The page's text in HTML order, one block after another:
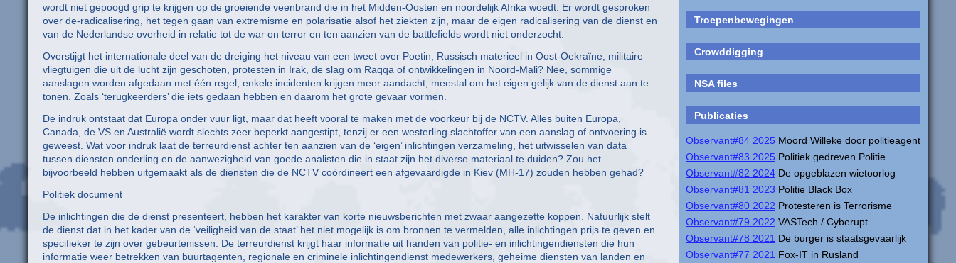
Troepenbewegingen
Crowddigging
NSA files
Publicaties
Observant#84 2025 Moord Willeke door politieagent
Observant#83 2025 Politiek gedreven Politie
Observant#82 2024 De opgeblazen wietoorlog
Observant#81 2023 Politie Black Box
Observant#80 2022 Protesteren is Terrorisme
Observant#79 2022 VASTech / Cyberupt
Observant#78 2021 De burger is staatsgevaarlijk
Observant#77 2021 Fox-IT in Rusland
wordt niet gepoogd grip te krijgen op de groeiende veenbrand die in het Midden-Oosten en noordelijk Afrika woedt. Er wordt gesproken
over de-radicalisering, het tegen gaan van extremisme en polarisatie alsof het ziekten zijn, maar de eigen radicalisering van de dienst en
van de Nederlandse overheid in relatie tot de war on terror en ten aanzien van de battlefields wordt niet onderzocht.
Overstijgt het internationale deel van de dreiging het niveau van een tweet over Poetin, Russisch materieel in Oost-Oekraïne, militaire
vliegtuigen die uit de lucht zijn geschoten, protesten in Irak, de slag om Raqqa of ontwikkelingen in Noord-Mali? Nee, sommige
aanslagen worden afgedaan met één regel, enkele incidenten krijgen meer aandacht, meestal om het eigen gelijk van de dienst aan te
tonen. Zoals ‘terugkeerders’ die iets gedaan hebben en daarom het grote gevaar vormen.
De indruk ontstaat dat Europa onder vuur ligt, maar dat heeft vooral te maken met de voorkeur bij de NCTV. Alles buiten Europa,
Canada, de VS en Australië wordt slechts zeer beperkt aangestipt, tenzij er een westerling slachtoffer van een aanslag of ontvoering is
geweest. Wat voor indruk laat de terreurdienst achter ten aanzien van de ‘eigen’ inlichtingen verzameling, het uitwisselen van data
tussen diensten onderling en de aanwezigheid van goede analisten die in staat zijn het diverse materiaal te duiden? Zou het
bijvoorbeeld hebben uitgemaakt als de diensten die de NCTV coördineert een afgevaardigde in Kiev (MH-17) zouden hebben gehad?
Politiek document
De inlichtingen die de dienst presenteert, hebben het karakter van korte nieuwsberichten met zwaar aangezette koppen. Natuurlijk stelt
de dienst dat in het kader van de ‘veiligheid van de staat’ het niet mogelijk is om bronnen te vermelden, alle inlichtingen prijs te geven en
specifieker te zijn over gebeurtenissen. De terreurdienst krijgt haar informatie uit handen van politie- en inlichtingendiensten die hun
informatie weer betrekken van buurtagenten, regionale en criminele inlichtingendienst medewerkers, geheime diensten van landen en